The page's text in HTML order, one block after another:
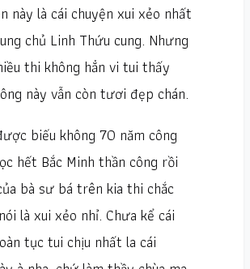
này là cái chuyện xui xẻo nhất
chủ Linh Thứu cung. Nhưng
thi không hẳn vi tui thấy
này vẫn còn tươi đẹp chán.
biếu không 70 năm công
hết Bắc Minh thần công rồi
bà sư bá trên kia thi chắc
là xui xẻo nhỉ. Chưa kể cái
tục tui chịu nhất la cái